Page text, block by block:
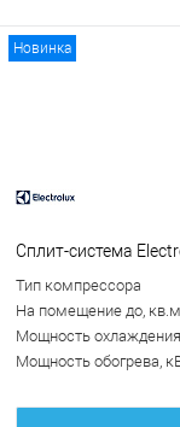
Новинка
Сплит-система
Тип компрессора
На помещение до, кв.м
Мощность
Мощность обогрева,